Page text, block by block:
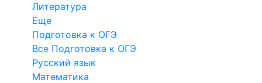
Литература
Еще
Подготовка к ОГЭ
Все Подготовка к ОГЭ
Русский язык
Математика